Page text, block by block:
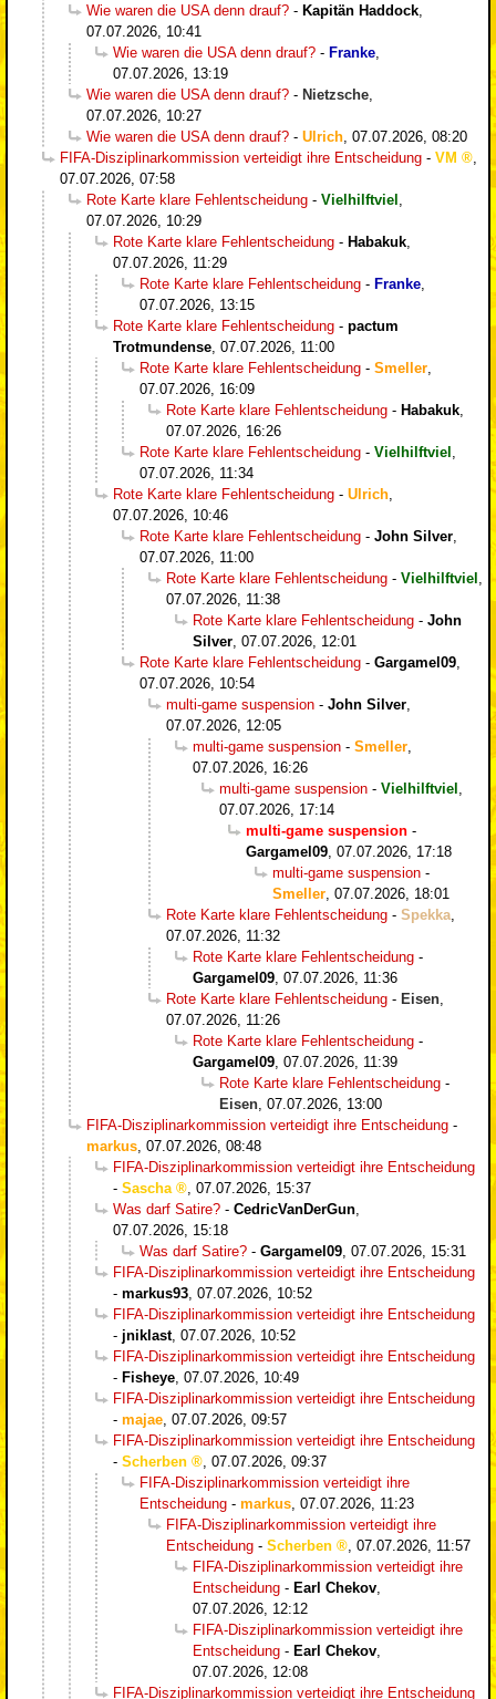
Wie waren die USA denn drauf? - Kapitän Haddock,
07.07.2026, 10:41
Wie waren die USA denn drauf? - Franke,
07.07.2026, 13:19
Wie waren die USA denn drauf? - Nietzsche,
07.07.2026, 10:27
Wie waren die USA denn drauf? - Ulrich, 07.07.2026, 08:20
FIFA-Disziplinarkommission verteidigt ihre Entscheidung - VM
,
07.07.2026, 07:58
Rote Karte klare Fehlentscheidung - Vielhilftviel ,
07.07.2026, 10:29
Rote Karte klare Fehlentscheidung - Habakuk,
07.07.2026, 11:29
Rote Karte klare Fehlentscheidung - Franke,
07.07.2026, 13:15
Rote Karte klare Fehlentscheidung - pactum
Trotmundense, 07.07.2026, 11:00
Rote Karte klare Fehlentscheidung - Smeller,
07.07.2026, 16:09
Rote Karte klare Fehlentscheidung - Habakuk,
07.07.2026, 16:26
Rote Karte klare Fehlentscheidung - Vielhilftviel ,
07.07.2026, 11:34
Rote Karte klare Fehlentscheidung - Ulrich,
07.07.2026, 10:46
Rote Karte klare Fehlentscheidung - John Silver,
07.07.2026, 11:00
Rote Karte klare Fehlentscheidung - Vielhilftviel ,
07.07.2026, 11:38
Rote Karte klare Fehlentscheidung - John
Silver, 07.07.2026, 12:01
Rote Karte klare Fehlentscheidung - Gargamel09,
07.07.2026, 10:54
multi-game suspension - John Silver,
07.07.2026, 12:05
multi-game suspension - Smeller,
07.07.2026, 16:26
multi-game suspension - Vielhilftviel ,
07.07.2026, 17:14
multi-game suspension -
Gargamel09, 07.07.2026, 17:18
multi-game suspension -
Smeller, 07.07.2026, 18:01
Rote Karte klare Fehlentscheidung - Spekka,
07.07.2026, 11:32
Rote Karte klare Fehlentscheidung -
Gargamel09, 07.07.2026, 11:36
Rote Karte klare Fehlentscheidung - Eisen,
07.07.2026, 11:26
Rote Karte klare Fehlentscheidung -
Gargamel09, 07.07.2026, 11:39
Rote Karte klare Fehlentscheidung -
Eisen, 07.07.2026, 13:00
FIFA-Disziplinarkommission verteidigt ihre Entscheidung -
markus, 07.07.2026, 08:48
FIFA-Disziplinarkommission verteidigt ihre Entscheidung
- Sascha , 07.07.2026, 15:37
Was darf Satire? - CedricVanDerGun,
07.07.2026, 15:18
Was darf Satire? - Gargamel09, 07.07.2026, 15:31
FIFA-Disziplinarkommission verteidigt ihre Entscheidung
- markus93, 07.07.2026, 10:52
FIFA-Disziplinarkommission verteidigt ihre Entscheidung
- jniklast, 07.07.2026, 10:52
FIFA-Disziplinarkommission verteidigt ihre Entscheidung
- Fisheye, 07.07.2026, 10:49
FIFA-Disziplinarkommission verteidigt ihre Entscheidung
- majae, 07.07.2026, 09:57
FIFA-Disziplinarkommission verteidigt ihre Entscheidung
- Scherben , 07.07.2026, 09:37
FIFA-Disziplinarkommission verteidigt ihre
Entscheidung - markus, 07.07.2026, 11:23
FIFA-Disziplinarkommission verteidigt ihre
Entscheidung - Scherben , 07.07.2026, 11:57
FIFA-Disziplinarkommission verteidigt ihre
Entscheidung - Earl Chekov,
07.07.2026, 12:12
FIFA-Disziplinarkommission verteidigt ihre
Entscheidung - Earl Chekov,
07.07.2026, 12:08
FIFA-Disziplinarkommission verteidigt ihre Entscheidung